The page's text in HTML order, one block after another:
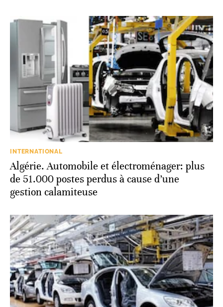
INTERNATIONAL
Algérie. Automobile et électroménager: plus
de 51.000 postes perdus à cause d’une
gestion calamiteuse